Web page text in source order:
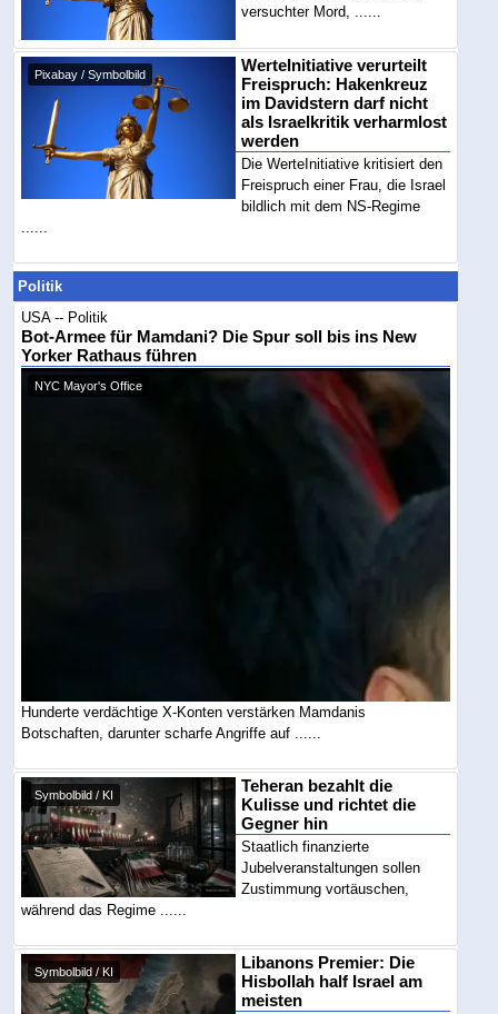
versuchter Mord, ......
Pixabay / Symbolbild
WerteInitiative verurteilt
Freispruch: Hakenkreuz
im Davidstern darf nicht
als Israelkritik verharmlost
werden
Die WerteInitiative kritisiert den
Freispruch einer Frau, die Israel
bildlich mit dem NS-Regime
Politik
USA -- Politik
Bot-Armee für Mamdani? Die Spur soll bis ins New
Yorker Rathaus führen
NYC Mayor's Office
Hunderte verdächtige X-Konten verstärken Mamdanis
Botschaften, darunter scharfe Angriffe auf ......
Symbolbild / KI
Teheran bezahlt die
Kulisse und richtet die
Gegner hin
Staatlich finanzierte
Jubelveranstaltungen sollen
Zustimmung vortäuschen,
während das Regime ......
Symbolbild / KI
Libanons Premier: Die
Hisbollah half Israel am
meisten